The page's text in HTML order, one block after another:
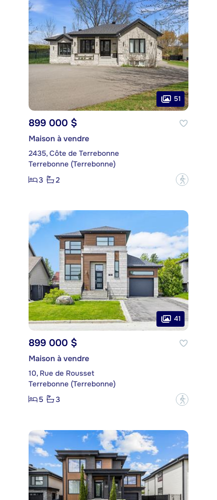
51
899 000 $
Maison à vendre
2435, Côte de Terrebonne
Terrebonne (Terrebonne)
3
2 ?
41
899 000 $
Maison à vendre
10, Rue de Rousset
Terrebonne (Terrebonne)
5
3 ?